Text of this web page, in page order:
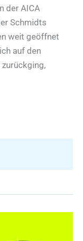
der AICA
Schmidts
weit geöffnet
auf den